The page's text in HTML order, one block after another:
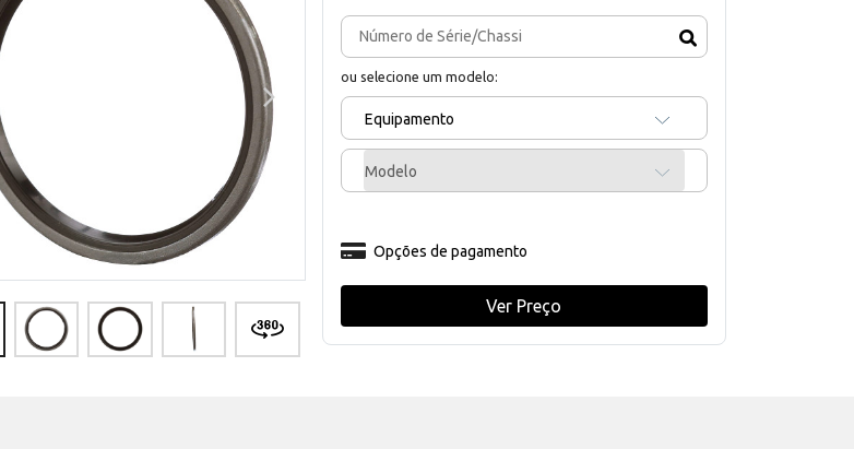
ou selecione um modelo:
Equipamento
Modelo
Opções de pagamento
Ver Preço